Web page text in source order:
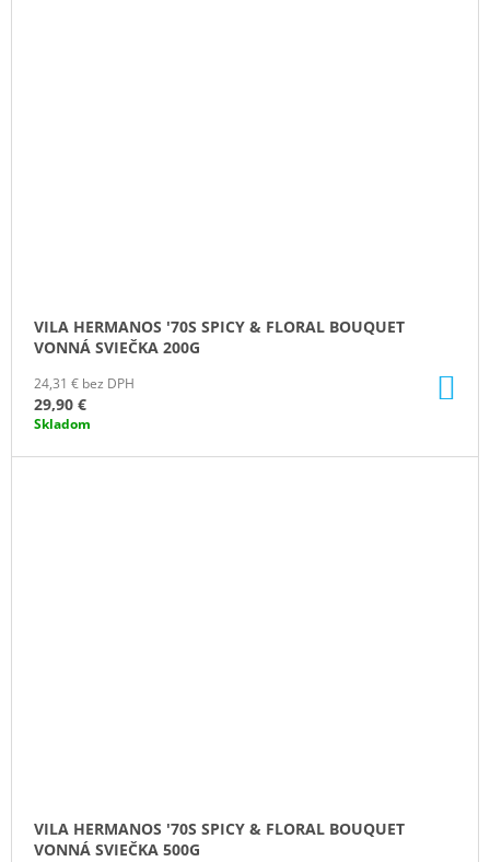
VILA HERMANOS '70S SPICY & FLORAL BOUQUET
VONNÁ SVIEČKA 200G
24,31 € bez DPH
29,90 €
Skladom
VILA HERMANOS '70S SPICY & FLORAL BOUQUET
VONNÁ SVIEČKA 500G